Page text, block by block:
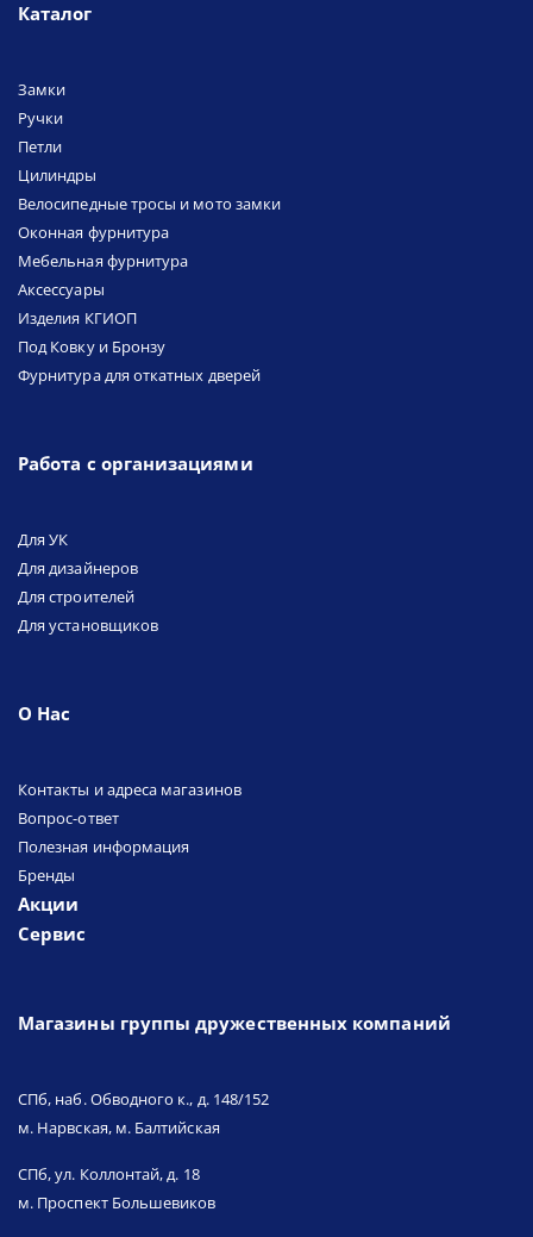
Каталог
Замки
Ручки
Петли
Цилиндры
Велосипедные тросы и мото замки
Оконная фурнитура
Мебельная фурнитура
Аксессуары
Изделия КГИОП
Под Ковку и Бронзу
Фурнитура для откатных дверей
Работа с организациями
Для УК
Для дизайнеров
Для строителей
Для установщиков
О Нас
Контакты и адреса магазинов
Вопрос-ответ
Полезная информация
Бренды
Акции
Сервис
Магазины группы дружественных компаний
СПб, наб. Обводного к., д. 148/152
м. Нарвская, м. Балтийская
СПб, ул. Коллонтай, д. 18
м. Проспект Большевиков